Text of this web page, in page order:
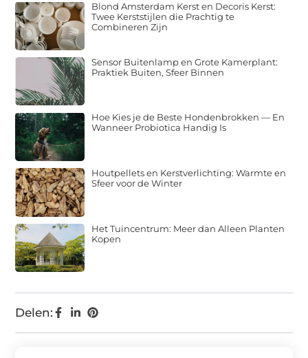
Delen:
Blond Amsterdam Kerst en Decoris Kerst:
Twee Kerststijlen die Prachtig te
Combineren Zijn
Sensor Buitenlamp en Grote Kamerplant:
Praktiek Buiten, Sfeer Binnen
Hoe Kies je de Beste Hondenbrokken — En
Wanneer Probiotica Handig Is
Houtpellets en Kerstverlichting: Warmte en
Sfeer voor de Winter
Het Tuincentrum: Meer dan Alleen Planten
Kopen